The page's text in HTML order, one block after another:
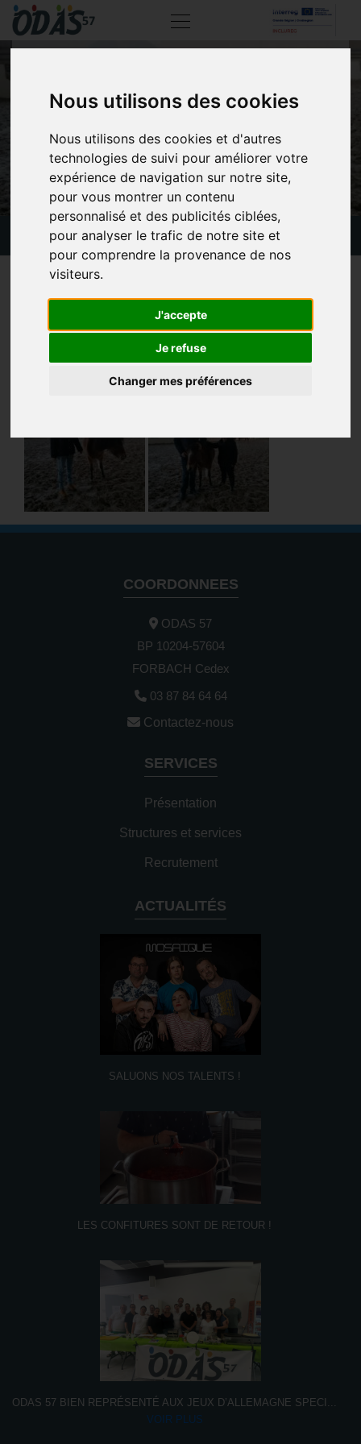
Nous utilisons des cookies
Nous utilisons des cookies et d'autres
technologies de suivi pour améliorer votre
expérience de navigation sur notre site,
pour vous montrer un contenu
personnalisé et des publicités ciblées,
pour analyser le trafic de notre site et
pour comprendre la provenance de nos
visiteurs.
J'accepte
Je refuse
Changer mes préférences
EQUITHÉRAPIE
Actualités Equithérapie
13 avril 2026
Plusieurs résidents du FAS ont participé à une séance
d’équithérapie, un moment apaisant et enrichissant au
contact des poneys, dans une ambiance sereine et
COORDONNEES
ODAS 57
BP 10204-57604
FORBACH Cedex
03 87 84 64 64
Contactez-nous
SERVICES
Présentation
Structures et services
Recrutement
ACTUALITÉS
SALUONS NOS TALENTS !
LES CONFITURES SONT DE RETOUR !
ODAS 57 BIEN REPRÉSENTÉ AUX JEUX D’ALLEMAGNE SPECI ...
VOIR PLUS